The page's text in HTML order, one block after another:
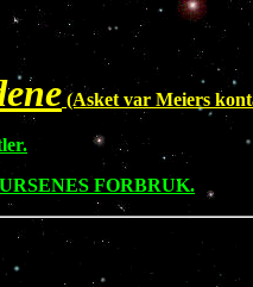
(Asket var Meiers
FORBRUK.